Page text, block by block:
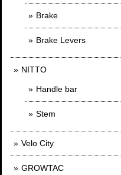
Brake
Brake Levers
NITTO
Handle bar
Stem
Velo City
GROWTAC